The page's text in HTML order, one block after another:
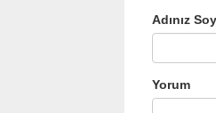
Adınız
Yorum